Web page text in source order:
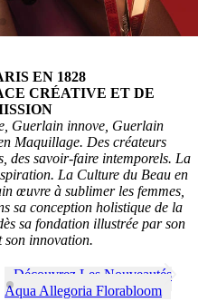
EN 1828
CRÉATIVE ET DE
Guerlain innove, Guerlain
Maquillage. Des créateurs
des savoir-faire intemporels. La
La Culture du Beau en
œuvre à sublimer les femmes,
sa conception holistique de la
sa fondation illustrée par son
son innovation.
Découvrez Les Nouveautés
Aqua Allegoria Florabloom